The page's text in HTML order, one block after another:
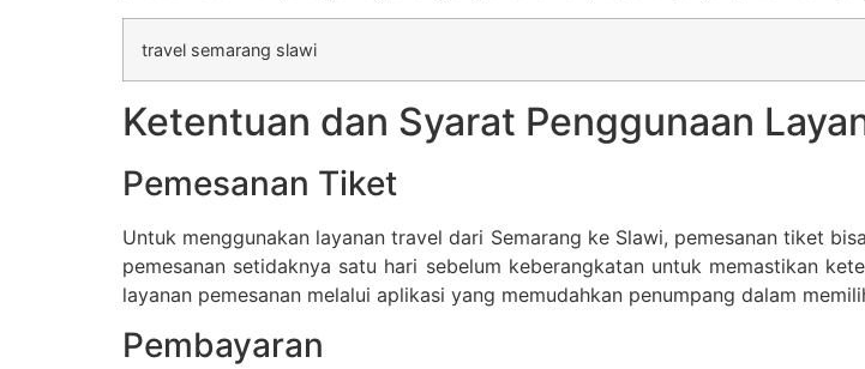
travel semarang slawi
Ketentuan dan Syarat Penggunaan
Pemesanan Tiket
Untuk menggunakan layanan travel dari Semarang ke Slawi, pemesanan tiket
pemesanan setidaknya satu hari sebelum keberangkatan untuk memastikan
layanan pemesanan melalui aplikasi yang memudahkan penumpang dalam
Pembayaran